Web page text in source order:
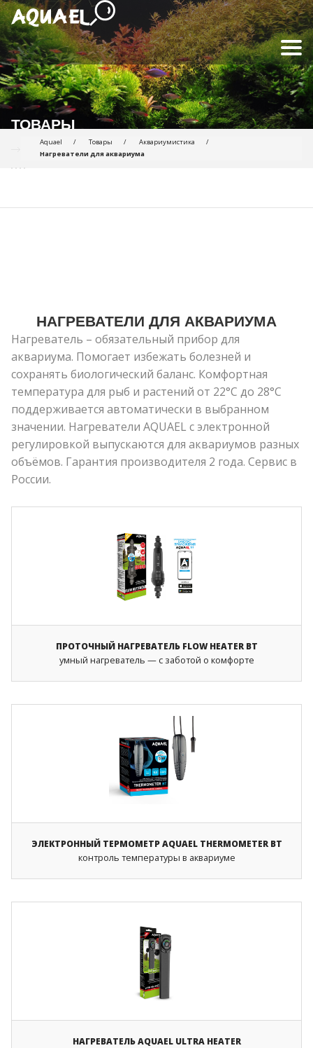
ТОВАРЫ
Aquael Товары
Аквариумистика
Нагреватели для аквариума
НАГРЕВАТЕЛИ ДЛЯ АКВАРИУМА
Нагреватель – обязательный прибор для
аквариума. Помогает избежать болезней и
сохранять биологический баланс. Комфортная
температура для рыб и растений от 22°C до 28°C
поддерживается автоматически в выбранном
значении. Нагреватели AQUAEL с электронной
регулировкой выпускаются для аквариумов разных
объёмов. Гарантия производителя 2 года. Сервис в
России.
ПРОТОЧНЫЙ НАГРЕВАТЕЛЬ FLOW HEATER BT
умный нагреватель — с заботой о комфорте
ЭЛЕКТРОННЫЙ ТЕРМОМЕТР AQUAEL THERMOMETER BT
контроль температуры в аквариуме
НАГРЕВАТЕЛЬ AQUAEL ULTRA HEATER